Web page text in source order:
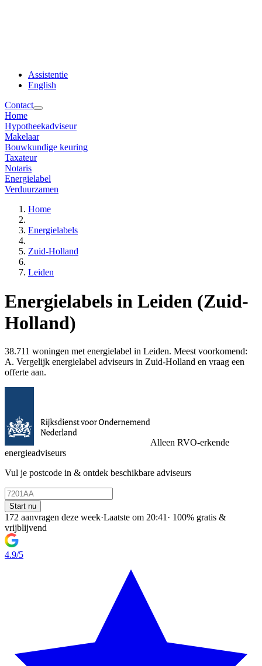
Assistentie
English
Contact
Home
Hypotheekadviseur
Makelaar
Bouwkundige keuring
Taxateur
Notaris
Energielabel
Verduurzamen
Home
Energielabels
Zuid-Holland
Leiden
Energielabels in Leiden (Zuid-
Holland)
38.711 woningen met energielabel in Leiden. Meest voorkomend:
A. Vergelijk energielabel adviseurs in Zuid-Holland en vraag een
offerte aan.
Alleen RVO-erkende
energieadviseurs
Vul je postcode in & ontdek beschikbare adviseurs
Start nu
172 aanvragen deze week·Laatste om 20:41 · 100% gratis &
vrijblijvend
4.9/5